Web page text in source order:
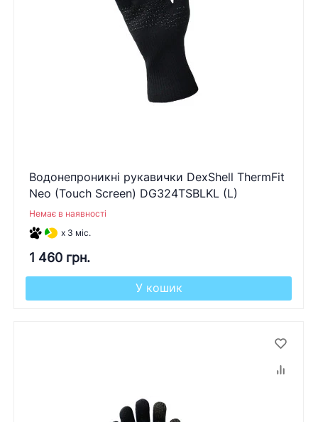
Водонепроникні рукавички DexShell ThermFit
Neo (Touch Screen) DG324TSBLKL (L)
Немає в наявності
x 3 міс.
1 460 грн.
У кошик